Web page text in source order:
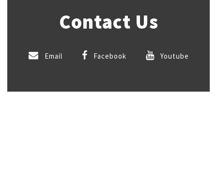
Contact Us
Email Facebook Youtube